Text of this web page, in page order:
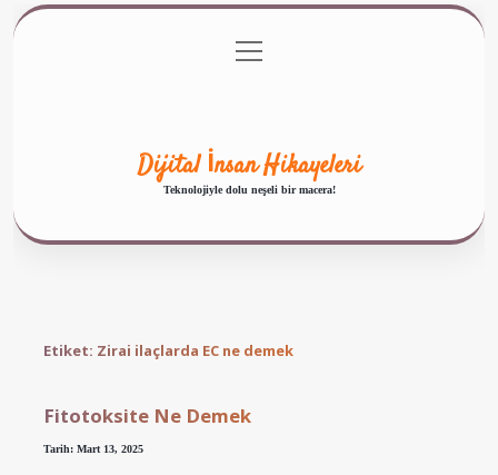
Gizlilik Politikası
menüyü
aç
Dijital İnsan Hikayeleri
Teknolojiyle dolu neşeli bir macera!
Etiket: Zirai ilaçlarda EC ne demek
Fitotoksite Ne Demek
Tarih: Mart 13, 2025